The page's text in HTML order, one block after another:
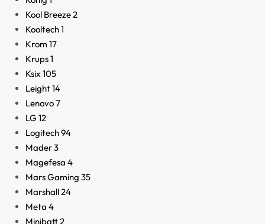
Kool Breeze2
Kooltech1
Krom 17
Krups1
Ksix 105
Leight14
Lenovo7
LG 12
Logitech94
Mader3
Magefesa 4
Mars Gaming 35
Marshall24
Meta 4
Minibatt2